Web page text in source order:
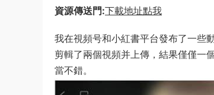
資源傳送門:下載地址點我
我在視頻号和小紅書平台發布了一些
剪輯了兩個視頻并上傳，結果僅僅一
當不錯。